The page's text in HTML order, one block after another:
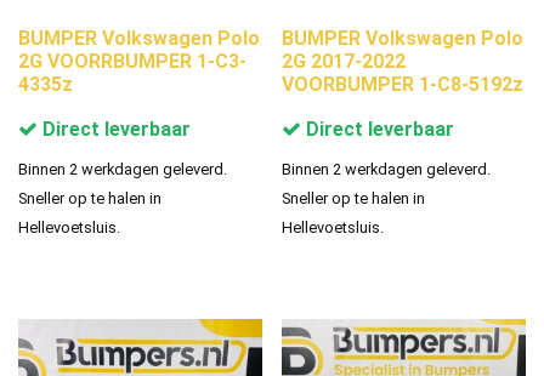
BUMPER Volkswagen Polo
2G VOORRBUMPER 1-C3-
4335z
Direct leverbaar
Binnen 2 werkdagen geleverd.
Sneller op te halen in
Hellevoetsluis.
BUMPER Volkswagen Polo
2G 2017-2022
VOORBUMPER 1-C8-5192z
Direct leverbaar
Binnen 2 werkdagen geleverd.
Sneller op te halen in
Hellevoetsluis.